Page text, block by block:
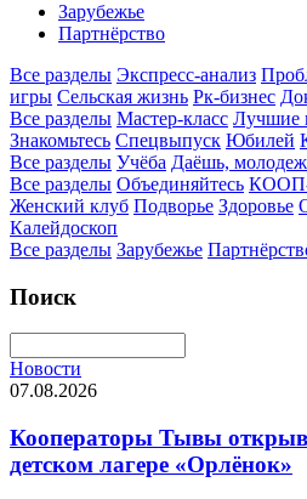
Зарубежье
Партнёрство
Все разделы Экспресс-анализ
игры Сельская жизнь Рк-бизнес
Все разделы Мастер-класс Лучшие
Знакомьтесь Спецвыпуск Юбилей
Все разделы Учёба Даёшь,
Все разделы Объединяйтесь КООП-
Женский клуб Подворье Здоровье
Калейдоскоп
Все разделы Зарубежье
Поиск
Новости
07.08.2026
Кооператоры Тывы
детском лагере «Орлёнок»